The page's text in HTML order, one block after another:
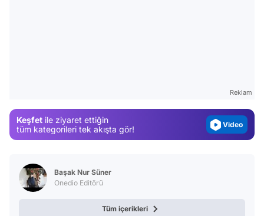
Reklam
Keşfet ile ziyaret ettiğin
tüm kategorileri tek akışta gör!
Video
Başak Nur Süner
Onedio Editörü
Tüm içerikleri